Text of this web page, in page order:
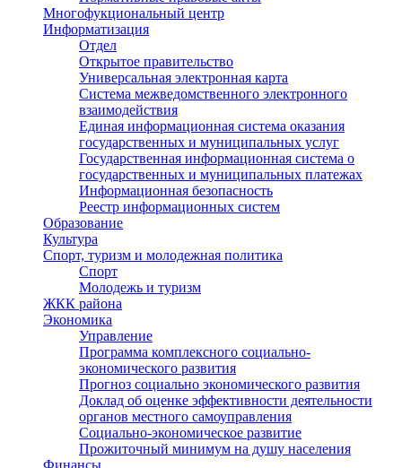
Многофукциональный центр
Информатизация
Отдел
Открытое правительство
Универсальная электронная карта
Система межведомственного электронного
взаимодействия
Единая информационная система оказания
государственных и муниципальных услуг
Государственная информационная система о
государственных и муниципальных платежах
Информационная безопасность
Реестр информационных систем
Образование
Культура
Спорт, туризм и молодежная политика
Спорт
Молодежь и туризм
ЖКК района
Экономика
Управление
Программа комплексного социально-
экономического развития
Прогноз социально экономического развития
Доклад об оценке эффективности деятельности
органов местного самоуправления
Социально-экономическое развитие
Прожиточный минимум на душу населения
Финансы